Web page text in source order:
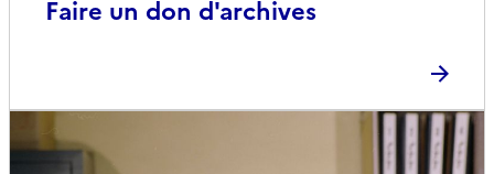
Faire un don d'archives